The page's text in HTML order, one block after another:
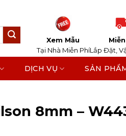
Xem Mẫu
Tại Nhà Miễn PhíLắp Đặt,
DỊCH VỤ SẢN
8mm –